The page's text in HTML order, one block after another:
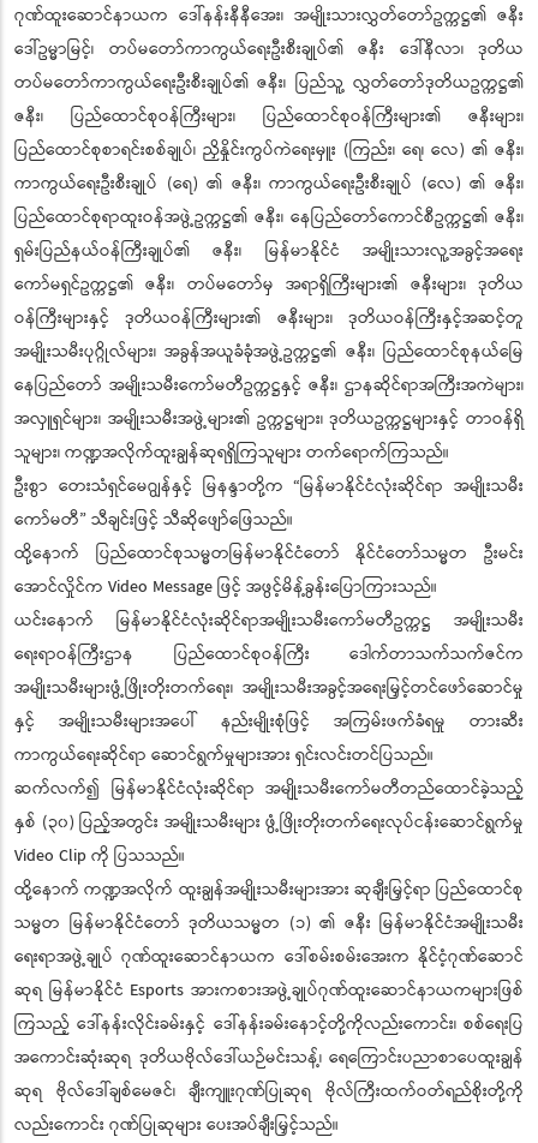
ဂုဏ်ထူးဆောင်နာယက ဒေါ်နန်းနီနီအေး၊ အမျိုးသားလွှတ်တော်ဥက္ကဋ္ဌ၏ ဇနီး
ဒေါ်ဥမ္မာမြင့်၊ တပ်မတော်ကာကွယ်ရေးဦးစီးချုပ်၏ ဇနီး ဒေါ်နီလာ၊ ဒုတိယ
တပ်မတော်ကာကွယ်ရေးဦးစီးချုပ်၏ ဇနီး၊ ပြည်သူ့ လွှတ်တော်ဒုတိယဥက္ကဋ္ဌ၏
ဇနီး၊ ပြည်ထောင်စုဝန်ကြီးများ၊ ပြည်ထောင်စုဝန်ကြီးများ၏ ဇနီးများ၊
ပြည်ထောင်စုစာရင်းစစ်ချုပ်၊ ညှိနှိုင်းကွပ်ကဲရေးမှူး (ကြည်း၊ ရေ၊ လေ) ၏ ဇနီး၊
ကာကွယ်ရေးဦးစီးချုပ် (ရေ) ၏ ဇနီး၊ ကာကွယ်ရေးဦးစီးချုပ် (လေ) ၏ ဇနီး၊
ပြည်ထောင်စုရာထူးဝန်အဖွဲ့ဥက္ကဋ္ဌ၏ ဇနီး၊ နေပြည်တော်ကောင်စီဥက္ကဋ္ဌ၏ ဇနီး၊
ရှမ်းပြည်နယ်ဝန်ကြီးချုပ်၏ ဇနီး၊ မြန်မာနိုင်ငံ အမျိုးသားလူ့အခွင့်အရေး
ကော်မရှင်ဥက္ကဋ္ဌ၏ ဇနီး၊ တပ်မတော်မှ အရာရှိကြီးများ၏ ဇနီးများ၊ ဒုတိယ
ဝန်ကြီးများနှင့် ဒုတိယဝန်ကြီးများ၏ ဇနီးများ၊ ဒုတိယဝန်ကြီးနှင့်အဆင့်တူ
အမျိုးသမီးပုဂ္ဂိုလ်များ၊ အခွန်အယူခံခုံအဖွဲ့ဥက္ကဋ္ဌ၏ ဇနီး၊ ပြည်ထောင်စုနယ်မြေ
နေပြည်တော် အမျိုးသမီးကော်မတီဥက္ကဋ္ဌနှင့် ဇနီး၊ ဌာနဆိုင်ရာအကြီးအကဲများ၊
အလှူရှင်များ၊ အမျိုးသမီးအဖွဲ့များ၏ ဥက္ကဋ္ဌများ၊ ဒုတိယဥက္ကဋ္ဌများနှင့် တာဝန်ရှိ
သူများ၊ ကဏ္ဍအလိုက်ထူးချွန်ဆုရရှိကြသူများ တက်ရောက်ကြသည်။
ဦးစွာ တေးသံရှင်မေဂျွန်နှင့် မြနန္ဒာတို့က “မြန်မာနိုင်ငံလုံးဆိုင်ရာ အမျိုးသမီး
ကော်မတီ” သီချင်းဖြင့် သီဆိုဖျော်ဖြေသည်။
ထို့နောက် ပြည်ထောင်စုသမ္မတမြန်မာနိုင်ငံတော် နိုင်ငံတော်သမ္မတ ဦးမင်း
အောင်လှိုင်က Video Message ဖြင့် အဖွင့်မိန့်ခွန်းပြောကြားသည်။
ယင်းနောက် မြန်မာနိုင်ငံလုံးဆိုင်ရာအမျိုးသမီးကော်မတီဥက္ကဋ္ဌ အမျိုးသမီး
ရေးရာဝန်ကြီးဌာန ပြည်ထောင်စုဝန်ကြီး ဒေါက်တာသက်သက်ဇင်က
အမျိုးသမီးများဖွံ့ဖြိုးတိုးတက်ရေး၊ အမျိုးသမီးအခွင့်အရေးမြှင့်တင်ဖော်ဆောင်မှု
နှင့် အမျိုးသမီးများအပေါ် နည်းမျိုးစုံဖြင့် အကြမ်းဖက်ခံရမှု တားဆီး
ကာကွယ်ရေးဆိုင်ရာ ဆောင်ရွက်မှုများအား ရှင်းလင်းတင်ပြသည်။
ဆက်လက်၍ မြန်မာနိုင်ငံလုံးဆိုင်ရာ အမျိုးသမီးကော်မတီတည်ထောင်ခဲ့သည့်
နှစ် (၃၀) ပြည့်အတွင်း အမျိုးသမီးများ ဖွံ့ဖြိုးတိုးတက်ရေးလုပ်ငန်းဆောင်ရွက်မှု
Video Clip ကို ပြသသည်။
ထို့နောက် ကဏ္ဍအလိုက် ထူးချွန်အမျိုးသမီးများအား ဆုချီးမြှင့်ရာ ပြည်ထောင်စု
သမ္မတ မြန်မာနိုင်ငံတော် ဒုတိယသမ္မတ (၁) ၏ ဇနီး မြန်မာနိုင်ငံအမျိုးသမီး
ရေးရာအဖွဲ့ချုပ် ဂုဏ်ထူးဆောင်နာယက ဒေါ်စမ်းစမ်းအေးက နိုင်ငံ့ဂုဏ်ဆောင်
ဆုရ မြန်မာနိုင်ငံ Esports အားကစားအဖွဲ့ချုပ်ဂုဏ်ထူးဆောင်နာယကများဖြစ်
ကြသည့် ဒေါ်နန်းလိုင်းခမ်းနှင့် ဒေါ်နန်းခမ်းနောင့်တို့ကိုလည်းကောင်း၊ စစ်ရေးပြ
အကောင်းဆုံးဆုရ ဒုတိယဗိုလ်ဒေါ်ယဉ်မင်းသန့်၊ ရေကြောင်းပညာစာပေထူးချွန်
ဆုရ ဗိုလ်ဒေါ်ချစ်မေဇင်၊ ချီးကျူးဂုဏ်ပြုဆုရ ဗိုလ်ကြီးထက်ဝတ်ရည်စိုးတို့ကို
လည်းကောင်း ဂုဏ်ပြုဆုများ ပေးအပ်ချီးမြှင့်သည်။